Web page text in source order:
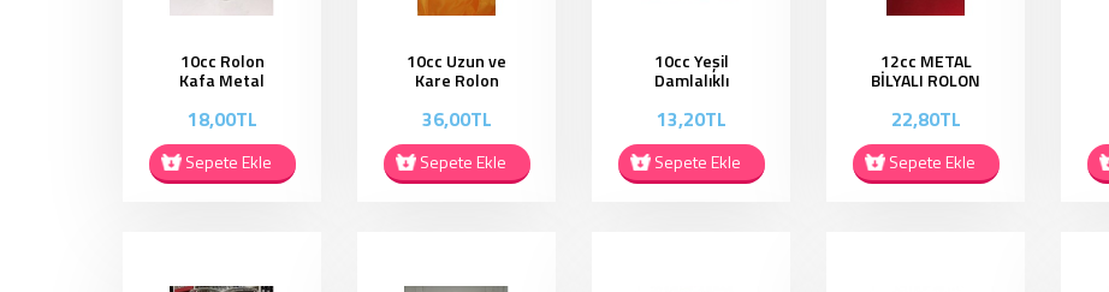
10cc Rolon
Kafa Metal
18,00TL
Sepete Ekle
10cc Uzun ve
Kare Rolon
36,00TL
Sepete Ekle
10cc Yeşil
Damlalıklı
EC003
13,20TL
Sepete Ekle
12cc METAL
BİLYALI ROLON
22,80TL
Sepete Ekle